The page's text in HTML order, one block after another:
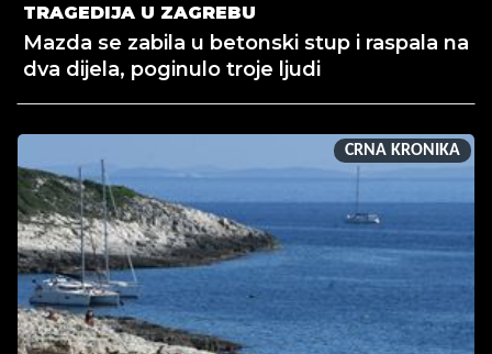
TRAGEDIJA U ZAGREBU
Mazda se zabila u betonski stup i raspala na
dva dijela, poginulo troje ljudi
CRNA KRONIKA